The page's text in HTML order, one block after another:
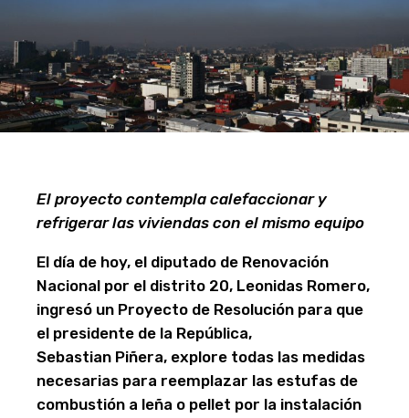
El proyecto contempla calefaccionar y
refrigerar las viviendas con el mismo equipo
El día de hoy, el diputado de Renovación
Nacional por el distrito 20, Leonidas Romero,
ingresó un Proyecto de Resolución para que
el presidente de la República,
Sebastian Piñera, explore todas las medidas
necesarias para reemplazar las estufas de
combustión a leña o pellet por la instalación